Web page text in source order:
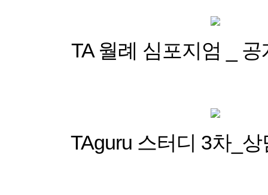
TA 월례 심포지엄 _
TAguru 스터디 3차_